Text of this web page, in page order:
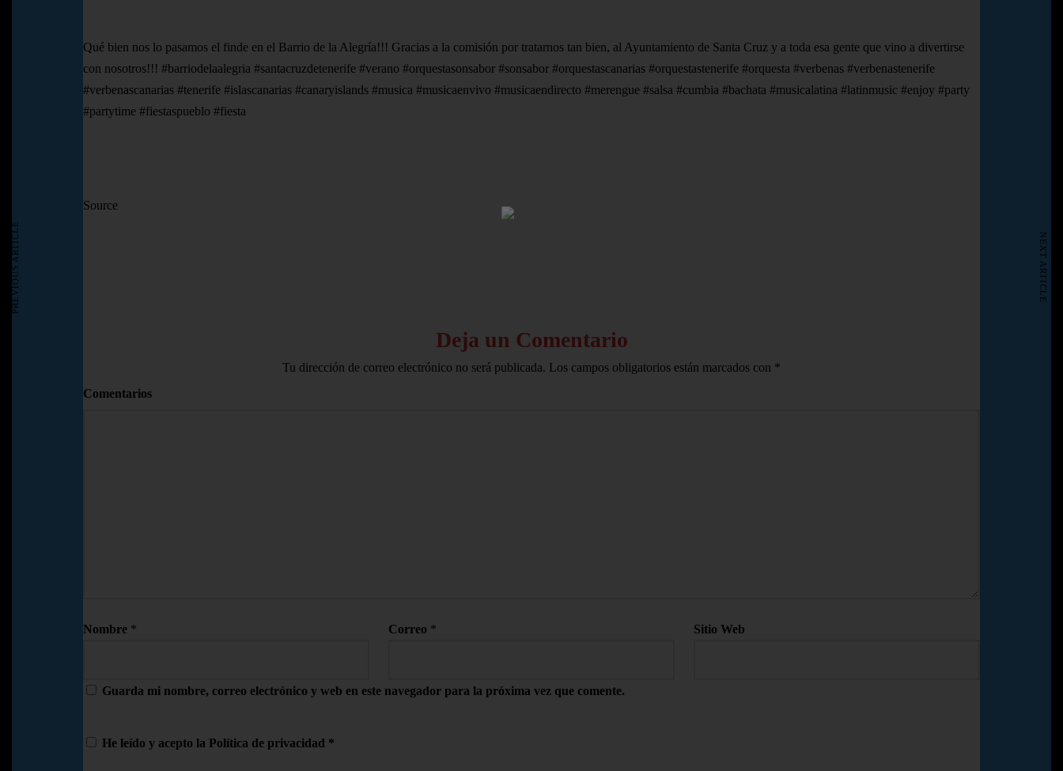
AVISO LEGAL
Qué bien nos lo pasamos el finde en el Barrio de la Alegría!!! Gracias a la comisión por tratarnos tan bien, al Ayuntamiento de Santa Cruz y a toda esa gente que vino a divertirse
con nosotros!!! #barriodelaalegria #santacruzdetenerife #verano #orquestasonsabor #sonsabor #orquestascanarias #orquestastenerife #orquesta #verbenas #verbenastenerife
#verbenascanarias #tenerife #islascanarias #canaryislands #musica #musicaenvivo #musicaendirecto #merengue #salsa #cumbia #bachata #musicalatina #latinmusic #enjoy #party
#partytime #fiestaspueblo #fiesta
Source
Deja un Comentario
Tu dirección de correo electrónico no será publicada. Los campos obligatorios están marcados con *
Comentarios
Nombre * Correo * Sitio Web
Guarda mi nombre, correo electrónico y web en este navegador para la próxima vez que comente.
He leído y acepto la Política de privacidad *
PREVIOUS ARTICLE NEXT ARTICLE